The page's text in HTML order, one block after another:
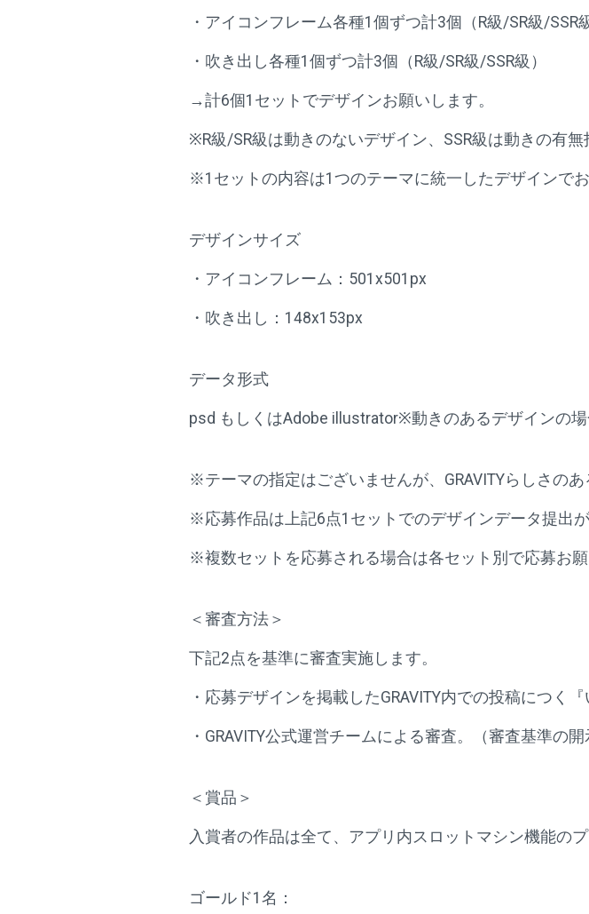
・アイコンフレーム各種1個ずつ計3個（R級/SR級/SSR
・吹き出し各種1個ずつ計3個（R級/SR級/SSR級）
→計6個1セットでデザインお願いします。
※R級/SR級は動きのないデザイン、SSR級は動きの有無
※1セットの内容は1つのテーマに統一したデザインでお
デザインサイズ
・アイコンフレーム：501x501px
・吹き出し：148x153px
データ形式
psd もしくはAdobe illustrator※動きのあるデザインの
※テーマの指定はございませんが、GRAVITYらしさの
※応募作品は上記6点1セットでのデザインデータ提出が
※複数セットを応募される場合は各セット別で応募お願
＜審査方法＞
下記2点を基準に審査実施します。
・応募デザインを掲載したGRAVITY内での投稿につく『
・GRAVITY公式運営チームによる審査。（審査基準の開
＜賞品＞
入賞者の作品は全て、アプリ内スロットマシン機能の
ゴールド1名：